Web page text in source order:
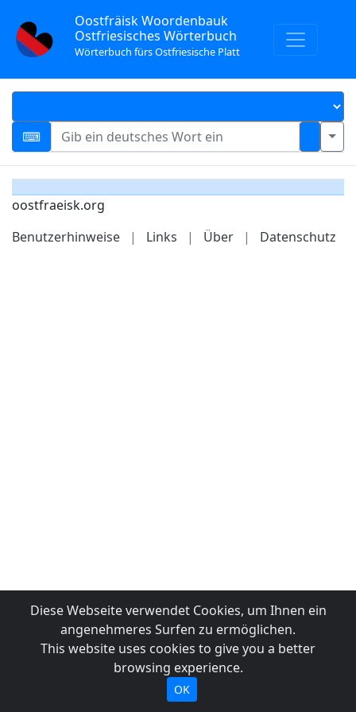
Oostfräisk Woordenbauk
Ostfriesisches Wörterbuch
Wörterbuch fürs Ostfriesische Platt
oostfraeisk.org
Benutzerhinweise
| Links | Über | Datenschutz
Diese Webseite verwendet Cookies, um Ihnen ein
angenehmeres Surfen zu ermöglichen.
This website uses cookies to give you a better
browsing experience.
OK